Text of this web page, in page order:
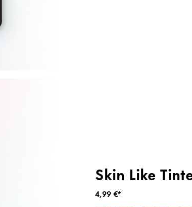
Skin Like
4,99 €*